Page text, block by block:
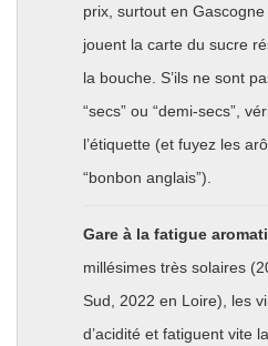
prix, surtout en Gascogne
jouent la carte du sucre
la bouche. S’ils ne sont
“secs” ou “demi-secs”,
l’étiquette (et fuyez les
“bonbon anglais”).
Gare à la fatigue
millésimes très solaires
Sud, 2022 en Loire), les
d’acidité et fatiguent vite